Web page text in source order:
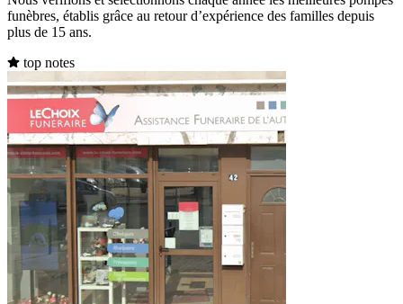
funèbres, établis grâce au retour d’expérience des familles depuis
plus de 15 ans.
top notes